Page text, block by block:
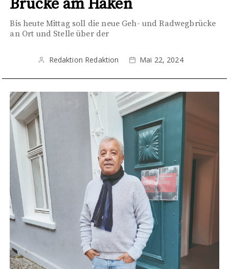
Brücke am Haken
Bis heute Mittag soll die neue Geh- und Radwegbrücke
an Ort und Stelle über der
Redaktion Redaktion Mai 22, 2024